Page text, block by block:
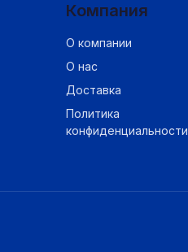
Компания
О компании
О нас
Доставка
Политика
конфиденциальности